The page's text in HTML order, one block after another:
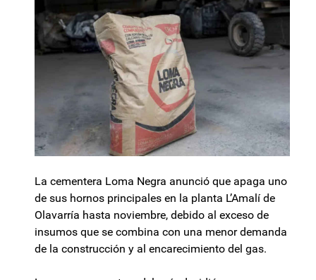
La cementera Loma Negra anunció que apaga uno
de sus hornos principales en la planta L’Amalí de
Olavarría hasta noviembre, debido al exceso de
insumos que se combina con una menor demanda
de la construcción y al encarecimiento del gas.